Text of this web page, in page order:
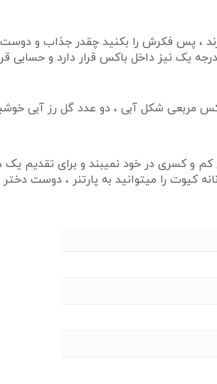
، پس فکرش را بکنید چقدر جذاب و
نیز داخل باکس قرار دارد و حسابی
مربعی شکل آبی ، دو عدد گل رز آبی
و کسری در خود نمیبند و برای تقدیم
را میتوانید به پارتنر ، دوست